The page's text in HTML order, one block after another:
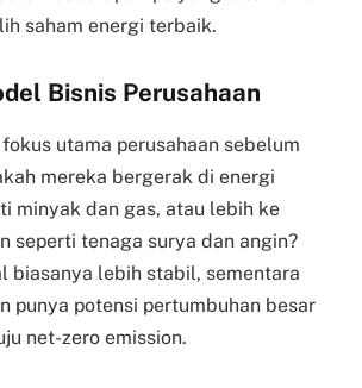
saham energi terbaik.
Bisnis Perusahaan
utama perusahaan sebelum
mereka bergerak di energi
minyak dan gas, atau lebih ke
seperti tenaga surya dan angin?
biasanya lebih stabil, sementara
punya potensi pertumbuhan besar
net-zero emission.